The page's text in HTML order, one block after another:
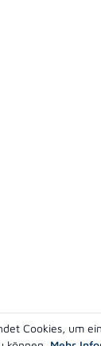
Cookies, um